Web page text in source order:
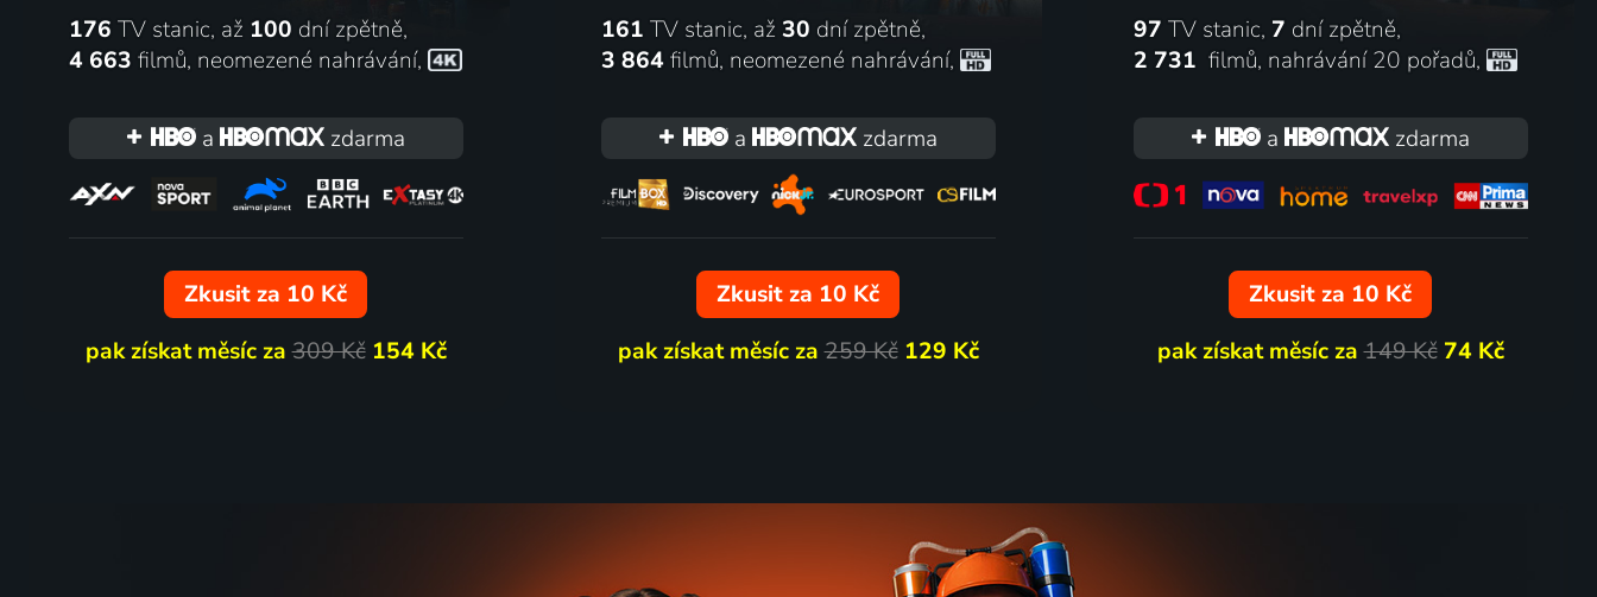
176 TV stanic, až 100 dní zpětně,
4 663 filmů, neomezené nahrávání,
a zdarma
Zkusit za 10 Kč
pak získat měsíc za309 Kč 154 Kč
161 TV stanic, až 30 dní zpětně,
3 864 filmů, neomezené nahrávání,
a zdarma
Zkusit za 10 Kč
pak získat měsíc za259 Kč 129 Kč
97 TV stanic, 7 dní zpětně,
2 731 filmů, nahrávání 20 pořadů,
a zdarma
Zkusit za 10 Kč
pak získat měsíc za149 Kč 74 Kč